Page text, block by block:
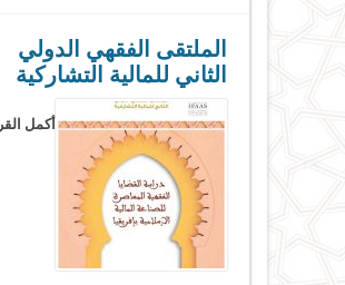
الملتقى الفقهي الدولي
الثاني للمالية التشاركية
أكمل